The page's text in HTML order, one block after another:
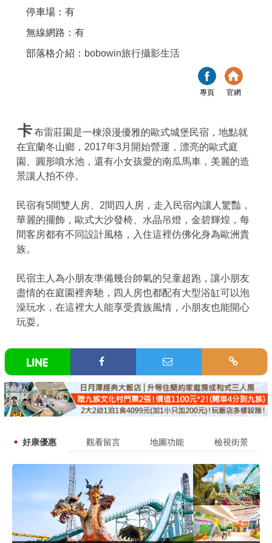
停車場：有
無線網路：有
部落格介紹： bobowin旅行攝影生活
專頁 官網
卡布雷莊園是一棟浪漫優雅的歐式城堡民宿，地點就
在宜蘭冬山鄉，2017年3月開始營運，漂亮的歐式庭
園、圓形噴水池，還有小女孩愛的南瓜馬車，美麗的造
景讓人拍不停。
民宿有5間雙人房、2間四人房，走入民宿內讓人驚豔，
華麗的擺飾，歐式大沙發椅、水晶吊燈，金碧輝煌，每
間客房都有不同設計風格，入住這裡仿佛化身為歐洲貴
族。
民宿主人為小朋友準備幾台帥氣的兒童超跑，讓小朋友
盡情的在庭園裡奔馳，四人房也都配有大型浴缸可以泡
澡玩水，在這裡大人能享受貴族風情，小朋友也能開心
玩耍。
好康優惠 觀看留言 地圖功能 檢視街景